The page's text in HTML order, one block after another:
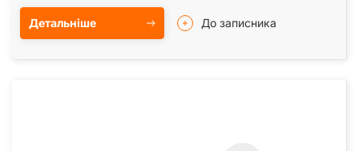
Детальніше До записника